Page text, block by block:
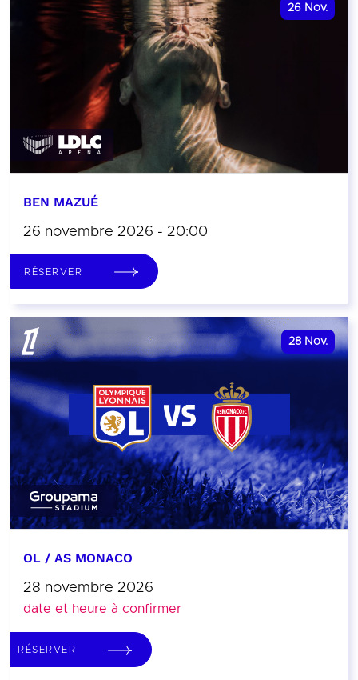
26 Nov.
BEN MAZUÉ
26 novembre 2026 - 20:00
RÉSERVER
28 Nov.
OL / AS MONACO
28 novembre 2026
date et heure à confirmer
RÉSERVER